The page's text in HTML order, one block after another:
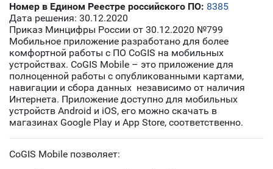
Номер в Едином Реестре российского ПО: 8385
Дата решения: 30.12.2020
Приказ Минцифры России от 30.12.2020 №799
Мобильное приложение разработано для более
комфортной работы с ПО CoGIS на мобильных
устройствах. CoGIS Mobile – это приложение для
полноценной работы с опубликованными картами,
навигации и сбора данных независимо от наличия
Интернета. Приложение доступно для мобильных
устройств Android и iOS, его можно скачать в
магазинах Google Play и App Store, соответственно.
CoGIS Mobile позволяет: